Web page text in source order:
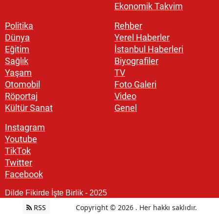
Ekonomik Takvim
Politika
Dünya
Eğitim
Sağlık
Yaşam
Otomobil
Röportaj
Kültür Sanat
Rehber
Yerel Haberler
İstanbul Haberleri
Biyografiler
TV
Foto Galeri
Video
Genel
Instagram
Youtube
TikTok
Twitter
Facebook
Dilde Fikirde İşte Birlik - 2025
RSS Copyright © 2026 . Her hakkı saklıdır.